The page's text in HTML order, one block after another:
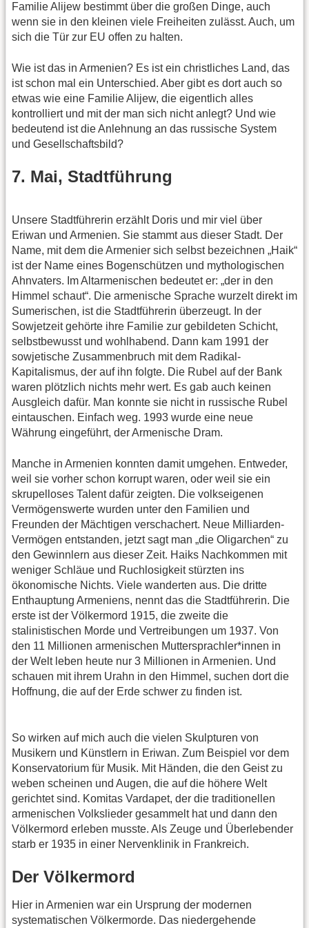
Familie Alijew bestimmt über die großen Dinge, auch
wenn sie in den kleinen viele Freiheiten zulässt. Auch, um
sich die Tür zur EU offen zu halten.
Wie ist das in Armenien? Es ist ein christliches Land, das
ist schon mal ein Unterschied. Aber gibt es dort auch so
etwas wie eine Familie Alijew, die eigentlich alles
kontrolliert und mit der man sich nicht anlegt? Und wie
bedeutend ist die Anlehnung an das russische System
und Gesellschaftsbild?
7. Mai, Stadtführung
Unsere Stadtführerin erzählt Doris und mir viel über
Eriwan und Armenien. Sie stammt aus dieser Stadt. Der
Name, mit dem die Armenier sich selbst bezeichnen „Haik“
ist der Name eines Bogenschützen und mythologischen
Ahnvaters. Im Altarmenischen bedeutet er: „der in den
Himmel schaut“. Die armenische Sprache wurzelt direkt im
Sumerischen, ist die Stadtführerin überzeugt. In der
Sowjetzeit gehörte ihre Familie zur gebildeten Schicht,
selbstbewusst und wohlhabend. Dann kam 1991 der
sowjetische Zusammenbruch mit dem Radikal-
Kapitalismus, der auf ihn folgte. Die Rubel auf der Bank
waren plötzlich nichts mehr wert. Es gab auch keinen
Ausgleich dafür. Man konnte sie nicht in russische Rubel
eintauschen. Einfach weg. 1993 wurde eine neue
Währung eingeführt, der Armenische Dram.
Manche in Armenien konnten damit umgehen. Entweder,
weil sie vorher schon korrupt waren, oder weil sie ein
skrupelloses Talent dafür zeigten. Die volkseigenen
Vermögenswerte wurden unter den Familien und
Freunden der Mächtigen verschachert. Neue Milliarden-
Vermögen entstanden, jetzt sagt man „die Oligarchen“ zu
den Gewinnlern aus dieser Zeit. Haiks Nachkommen mit
weniger Schläue und Ruchlosigkeit stürzten ins
ökonomische Nichts. Viele wanderten aus. Die dritte
Enthauptung Armeniens, nennt das die Stadtführerin. Die
erste ist der Völkermord 1915, die zweite die
stalinistischen Morde und Vertreibungen um 1937. Von
den 11 Millionen armenischen Muttersprachler*innen in
der Welt leben heute nur 3 Millionen in Armenien. Und
schauen mit ihrem Urahn in den Himmel, suchen dort die
Hoffnung, die auf der Erde schwer zu finden ist.
So wirken auf mich auch die vielen Skulpturen von
Musikern und Künstlern in Eriwan. Zum Beispiel vor dem
Konservatorium für Musik. Mit Händen, die den Geist zu
weben scheinen und Augen, die auf die höhere Welt
gerichtet sind. Komitas Vardapet, der die traditionellen
armenischen Volkslieder gesammelt hat und dann den
Völkermord erleben musste. Als Zeuge und Überlebender
starb er 1935 in einer Nervenklinik in Frankreich.
Der Völkermord
Hier in Armenien war ein Ursprung der modernen
systematischen Völkermorde. Das niedergehende